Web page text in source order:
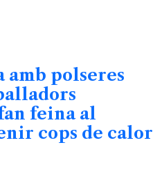
amb polseres
feina al
cops de calor